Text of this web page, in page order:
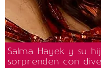
Salma Hayek y su
sorprenden con